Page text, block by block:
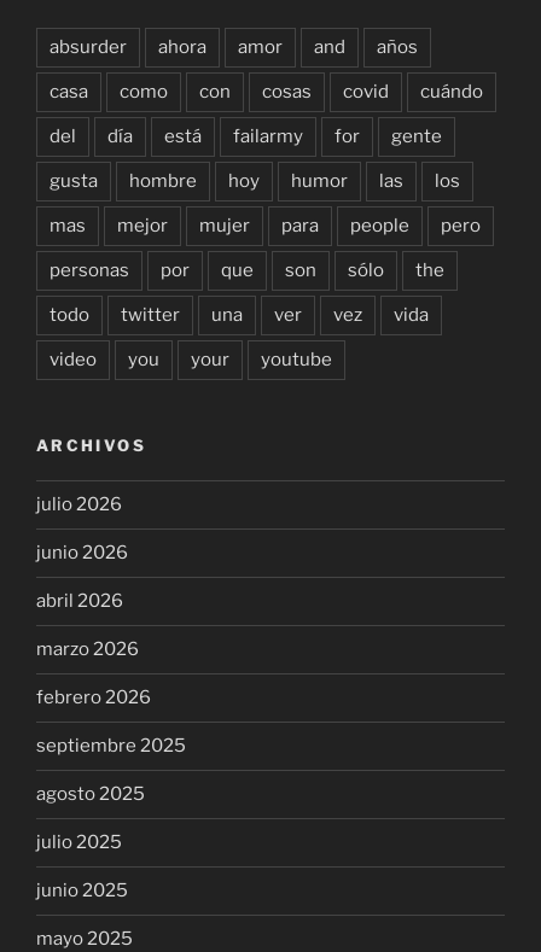
absurder ahora amor and años
casa como con cosas covid cuándo
del día está failarmy for gente
gusta hombre hoy humor las los
mas mejor mujer para people pero
personas por que son sólo the
todo twitter una ver vez vida
video you your youtube
ARCHIVOS
julio 2026
junio 2026
abril 2026
marzo 2026
febrero 2026
septiembre 2025
agosto 2025
julio 2025
junio 2025
mayo 2025